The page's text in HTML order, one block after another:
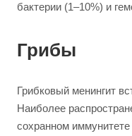
бактерии (1–10%) и
Грибы
Грибковый менингит
Наиболее
сохранном